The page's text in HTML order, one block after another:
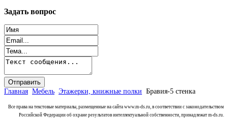
Задать вопрос
Главная Мебель Этажерки, книжные полки Бравия-5 стенка
Все права на текстовые материалы, размещенные на сайта www.m-ds.ru, в соответствии с законодательством
Российской Федерации об охране результатов интеллектуальной собственности, принадлежат m-ds.ru.